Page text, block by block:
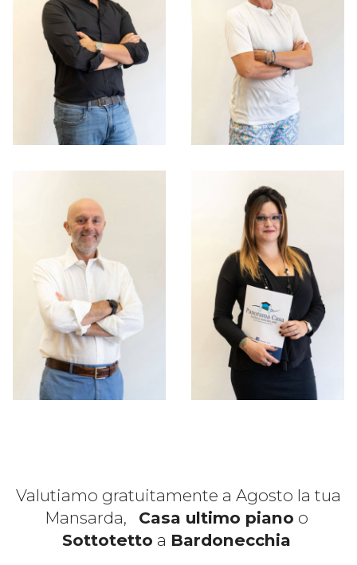
Valutiamo gratuitamente a Agosto la tua
Mansarda, Casa ultimo piano o
Sottotetto a Bardonecchia